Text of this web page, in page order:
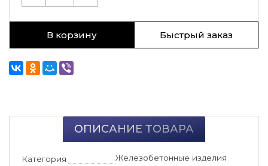
В корзину Быстрый заказ
ОПИСАНИЕ ТОВАРА
Категория
Железобетонные изделия